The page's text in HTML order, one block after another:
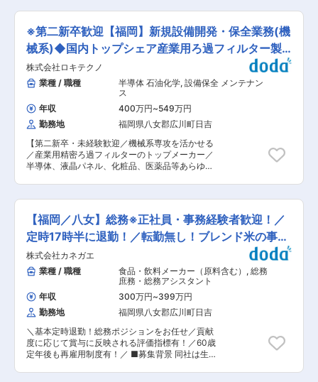
働くことができます。 ●組織構成： 購買調達部
門は9名が在籍しています。(60代1名、40代3
名、30代2名、20代3名) ●組織の雰囲気： 一緒
に働く部門の仲間は全員プロパーですが、誠実で
優しいメンバーが多く、分からないことについて
丁寧に教えてくれる、包容力のあるメンバーばか
りですので、中途入社でも安心です！ ●企業の特
徴 草刈機など小型の農業機械の開発・製造・販売
を行う農業機械メーカーです。お客様の「辛い」
「困った」を解決できる製品を製造、販売してい
ます。また、当社は日本国内では国内トップシェ
アを誇り、海外ではシャンパーニュなど、フラン
スの著名なワイン生産地でも活躍し、その独自性
愛されています。「草と共に生きる」というブラ
ンドコンセプトのもと国境なく農業と緑化に貢献
続けます。 変更の範囲：会社の定める業務
社後すぐは設備改善や保全業務を担当し、新ライ
ンの設備開発にも携われます。 ・幅広いジャンル
の設備があるため、電気〜機械まで幅広い知識を
つけることが可能です(今後はロボット・IoT・AI
技術を積極的に導入する構想あり) ・展示会やセ
ミナーにも積極的に参加でき、開発業務へのチャ
レンジも可能のため、スキルアップできます。 ■
ポジション魅力 ◎合理的な生産環境の整備を意識
しながら設備を進化させていく事が大切であり、
これが改善提案制度や職務発明制度提案に繋が
り、報奨金や特許出願を目指せます。 ■同社につ
いて： ・「変革」「飽くなき追求」を推進するこ
とで、100年を越えて存在し続ける「100年企
業」を目指しています。 グループ全体の経営を統
括する「ロキグループ」を頂点に、シンガポー
ル、マレーシア、韓国、アメリカとグローバル展
「フィルトレーション事業」「システムソリュー
ション事業」「コンシューマー事業」でビジネス
を創造し、 「顧客にとってのNo.1獲得」を目指し
ます。 ・国内で高いシェア誇る企業。高品質かつ
付加価値のある製品を提供し競合他社との差別化
を図っており、特に電子部品や一般産業分野の
「分級濾過」に強みを持ちます。
※第二新卒歓迎【福岡】新規設備開発・保全業務(機
械系)◆国内トップシェア産業用ろ過フィルター製
造
株式会社ロキテクノ
業種 / 職種
半導体 石油化学, 設備保全 メンテナン
ス
年収
400万円~549万円
勤務地
福岡県八女郡広川町日吉
【第二新卒・未経験歓迎／機械系専攻を活かせる
／産業用精密ろ過フィルターのトップメーカー／
半導体、液晶パネル、化粧品、医薬品等あらゆる
識習得可能】 ■業務内容： ろ過フィルター製造
のための新規設備開発、保全業務全般をお任せし
ます。 対象設備：KW、HW ※フィルターカート
リッジの開発、新規素材開発、等を行う部門 ■採
用背景 中期設備投資計画を遂行するため、また生
産量増加により増員を予定しています。将来的に
はロボット化、自動化推進による省力化の加速
や、新工場稼働後も設備管理対応ができるよう組
織の構築などを目指しています。 ■教育・研修制
度： 入社後1年間は製造現場にて同社のものづく
りを習得頂きます。（KW、HW両事業所にて研修
実施） ■キャリアパス： ・3年後…同社設備の目
的・仕様について十分理解し、設備メンテナンス
の対応及び生産性向上の為の設備提案が出来る人
員としてご活躍頂きたいと考えます。 ※新設備が
多く保全より開発を多くお任せする場合もありま
【福岡／八女】総務※正社員・事務経験者歓迎！／
定時17時半に退勤！／転勤無し！ブレンド米の事業
展開中
株式会社カネガエ
業種 / 職種
食品・飲料メーカー（原料含む） , 総務
庶務・総務アシスタント
年収
300万円~399万円
勤務地
福岡県八女郡広川町日吉
＼基本定時退勤！総務ポジションをお任せ／貢献
度に応じて賞与に反映される評価指標有！／60歳
定年後も再雇用制度有！／ ■募集背景 同社は生